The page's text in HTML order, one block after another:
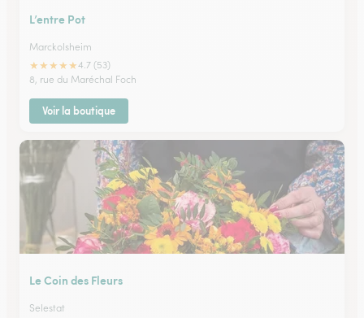
L’entre Pot
Marckolsheim
★★★★★4.7 (53)
8, rue du Maréchal Foch
Voir la boutique
Le Coin des Fleurs
Selestat